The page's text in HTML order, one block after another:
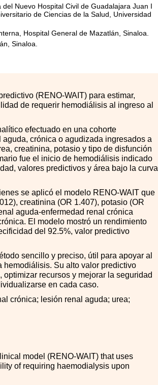
Nuevo Hospital Civil de Guadalajara Juan I
de Ciencias de la Salud, Universidad
Hospital General de Mazatlán, Sinaloa.
Sinaloa.
(RENO-WAIT) para estimar,
de requerir hemodiálisis al ingreso al
efectuado en una cohorte
crónica o agudizada ingresados a
creatinina, potasio y tipo de disfunción
fue el inicio de hemodiálisis indicado
valores predictivos y área bajo la curva
se aplicó el modelo RENO-WAIT que
creatinina (OR 1.407), potasio (OR
aguda-enfermedad renal crónica
El modelo mostró un rendimiento
del 92.5%, valor predictivo
sencillo y preciso, útil para apoyar al
Su alto valor predictivo
recursos y mejorar la seguridad
en cada caso.
crónica; lesión renal aguda; urea;
model (RENO-WAIT) that uses
of requiring haemodialysis upon